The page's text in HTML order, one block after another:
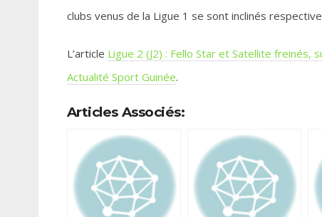
clubs venus de la Ligue 1 se sont inclinés
L’article Ligue 2 (J2) : Fello Star et Satellite freinés,
Actualité Sport Guinée.
Articles Associés: